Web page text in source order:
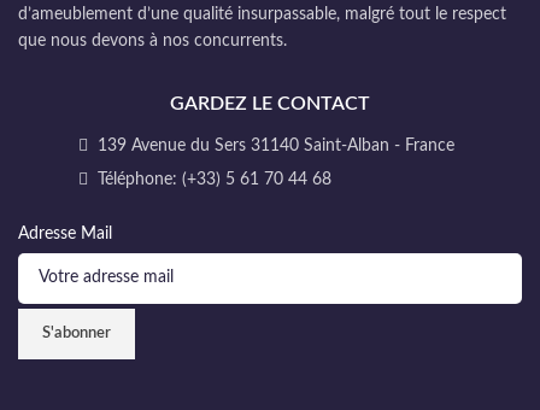
d’ameublement d’une qualité insurpassable, malgré tout le respect
que nous devons à nos concurrents.
GARDEZ LE CONTACT
139 Avenue du Sers 31140 Saint-Alban - France
Téléphone: (+33) 5 61 70 44 68
Adresse Mail